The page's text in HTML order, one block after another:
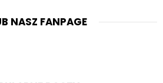
NASZ FANPAGE